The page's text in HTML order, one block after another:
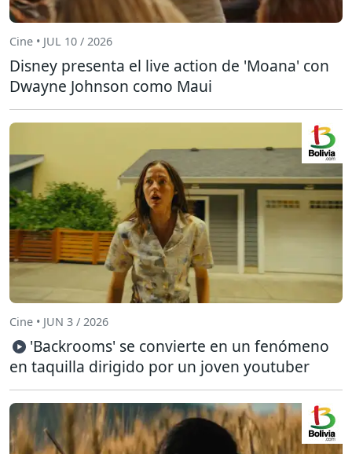
Cine • JUL 10 / 2026
Disney presenta el live action de 'Moana' con
Dwayne Johnson como Maui
Cine • JUN 3 / 2026
'Backrooms' se convierte en un fenómeno
en taquilla dirigido por un joven youtuber